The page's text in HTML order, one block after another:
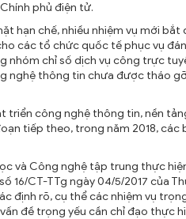
phủ điện tử.
hạn chế, nhiều nhiệm vụ mới
các tổ chức quốc tế phục vụ
chỉ số dịch vụ công trực
nghệ thông tin chưa được tháo
triển công nghệ thông tin, nền
tiếp theo, trong năm 2018,
và Công nghệ tập trung thực
16/CT-TTg ngày 04/5/2017 của
định rõ, cụ thể các nhiệm vụ
đề trọng yếu cần chỉ đạo thực